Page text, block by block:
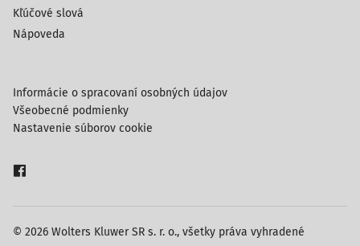
Kľúčové slová
Nápoveda
© 2026 Wolters Kluwer SR s. r. o., všetky práva vyhradené
Informácie o spracovaní osobných údajov
Všeobecné podmienky
Nastavenie súborov cookie